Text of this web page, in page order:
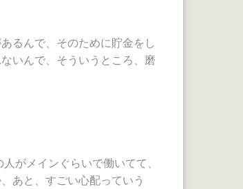
るんで、そのために貯金をし
いんで、そういうところ、磨
がメインぐらいで働いてて、
あと、すごい心配っていう